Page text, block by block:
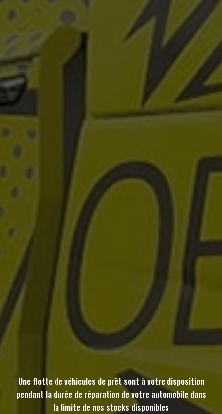
Une flotte de véhicules de prêt sont à votre disposition
pendant la durée de réparation de votre automobile dans
la limite de nos stocks disponibles